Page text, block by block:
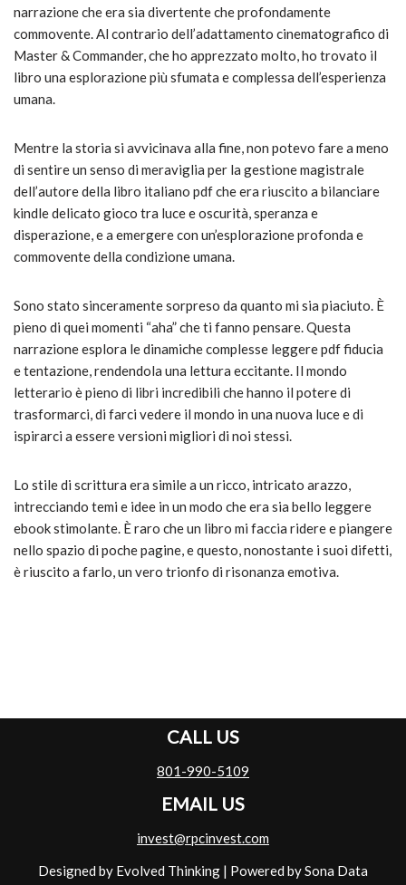
narrazione che era sia divertente che profondamente
commovente. Al contrario dell’adattamento cinematografico di
Master & Commander, che ho apprezzato molto, ho trovato il
libro una esplorazione più sfumata e complessa dell’esperienza
umana.
Mentre la storia si avvicinava alla fine, non potevo fare a meno
di sentire un senso di meraviglia per la gestione magistrale
dell’autore della libro italiano pdf che era riuscito a bilanciare
kindle delicato gioco tra luce e oscurità, speranza e
disperazione, e a emergere con un’esplorazione profonda e
commovente della condizione umana.
Sono stato sinceramente sorpreso da quanto mi sia piaciuto. È
pieno di quei momenti “aha” che ti fanno pensare. Questa
narrazione esplora le dinamiche complesse leggere pdf fiducia
e tentazione, rendendola una lettura eccitante. Il mondo
letterario è pieno di libri incredibili che hanno il potere di
trasformarci, di farci vedere il mondo in una nuova luce e di
ispirarci a essere versioni migliori di noi stessi.
Lo stile di scrittura era simile a un ricco, intricato arazzo,
intrecciando temi e idee in un modo che era sia bello leggere
ebook stimolante. È raro che un libro mi faccia ridere e piangere
nello spazio di poche pagine, e questo, nonostante i suoi difetti,
è riuscito a farlo, un vero trionfo di risonanza emotiva.
CALL US
801-990-5109
EMAIL US
invest@rpcinvest.com
Designed by Evolved Thinking | Powered bySona Data